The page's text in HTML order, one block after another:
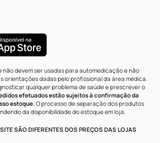
devem ser usadas para automedicação e não
orientações dadas pelo profissional da área médica.
qualquer problema de saúde e prescrever o
efetuados estão sujeitos à confirmação da
estoque.O processo de separação dos produtos
da disponibilidade do estoque em loja.
SÃO DIFERENTES DOS PREÇOS DAS LOJAS